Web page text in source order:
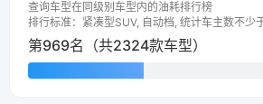
查询车型在同级别车型内的油耗排行榜
排行标准：紧凑型SUV, 自动档, 统计车主数不少
第969名（共2324款车型）